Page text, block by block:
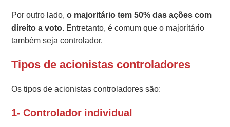
Por outro lado,o majoritário tem 50% das ações com
direito a voto. Entretanto, é comum que o majoritário
também seja controlador.
Tipos de acionistas controladores
Os tipos de acionistas controladores são:
1- Controlador individual